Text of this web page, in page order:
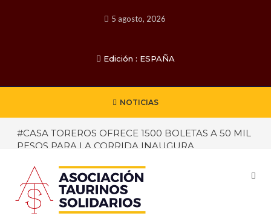
5 agosto, 2026
Edición : ESPAÑA
NOTICIAS
#CASA TOREROS OFRECE 1500 BOLETAS A 50 MIL
PESOS PARA LA CORRIDA INAUGURA
#SE INICIO LA DICTADURA
#CARTA ABIERTA A CLAUDIA LOPEZ
#CONCURSO DE LAS BELLAS ARTES TAURINAS